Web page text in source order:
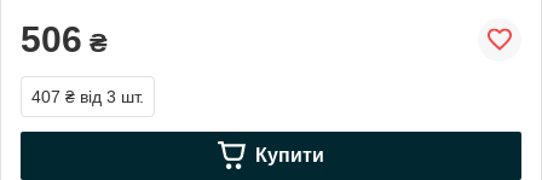
506 ₴
407 ₴ від 3 шт.
Купити